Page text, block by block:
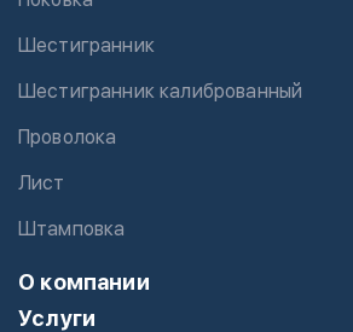
Шестигранник
Шестигранник калиброванный
Проволока
Лист
Штамповка
О компании
Услуги